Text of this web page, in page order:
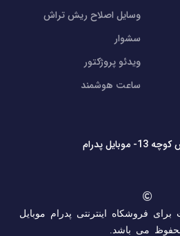
وسایل اصلاح ریش تراش
سشوار
ویدئو پروژکتور
ساعت هوشمند
پدرام
فروشکاه اینترنتی پدرام موبایل
می باشد.